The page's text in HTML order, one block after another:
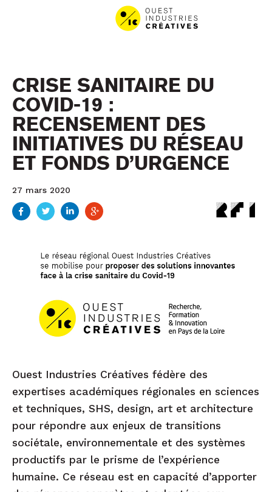
Aller au menu
Aller au contenu
CRISE SANITAIRE DU
COVID-19 :
RECENSEMENT DES
INITIATIVES DU RÉSEAU
ET FONDS D’URGENCE
27 mars 2020
Ouest Industries Créatives fédère des
expertises académiques régionales en sciences
et techniques, SHS, design, art et architecture
pour répondre aux enjeux de transitions
sociétale, environnementale et des systèmes
productifs par le prisme de l’expérience
humaine. Ce réseau est en capacité d’apporter